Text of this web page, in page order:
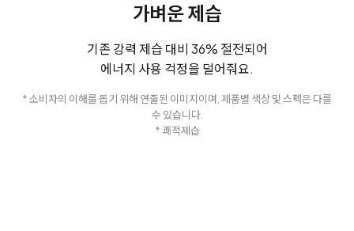
가벼운 제습
기존 강력 제습 대비 36% 절전되어
에너지 사용 걱정을 덜어줘요.
* 소비자의 이해를 돕기 위해 연출된 이미지이며, 제품별 색상 및 스펙은 다를
수 있습니다.
* 쾌적제습